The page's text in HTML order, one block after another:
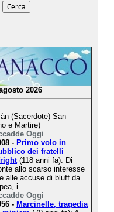
Cerca